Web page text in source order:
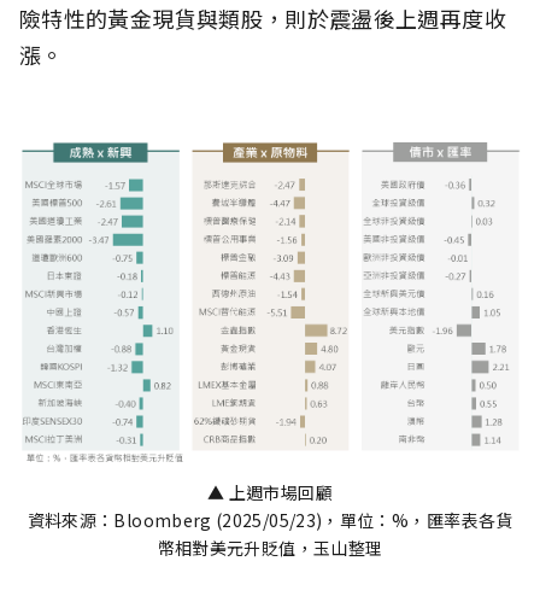
險特性的黃金現貨與類股，則於震盪後上週再度收
漲。
▲ 上週市場回顧
資料來源：Bloomberg (2025/05/23)，單位：%，匯率表各貨
幣相對美元升貶值，玉山整理